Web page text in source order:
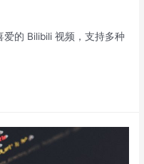
的 Bilibili 视频，支持多种